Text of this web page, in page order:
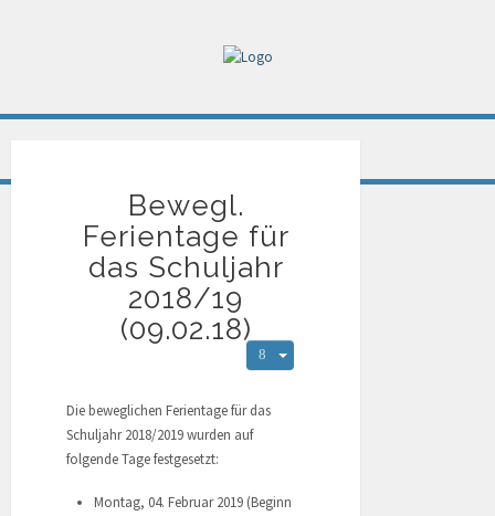
Bewegl.
Ferientage für
das Schuljahr
2018/19
(09.02.18)
Die beweglichen Ferientage für das
Schuljahr 2018/2019 wurden auf
folgende Tage festgesetzt:
Montag, 04. Februar 2019 (Beginn